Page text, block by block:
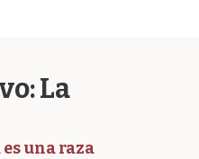
La
una raza